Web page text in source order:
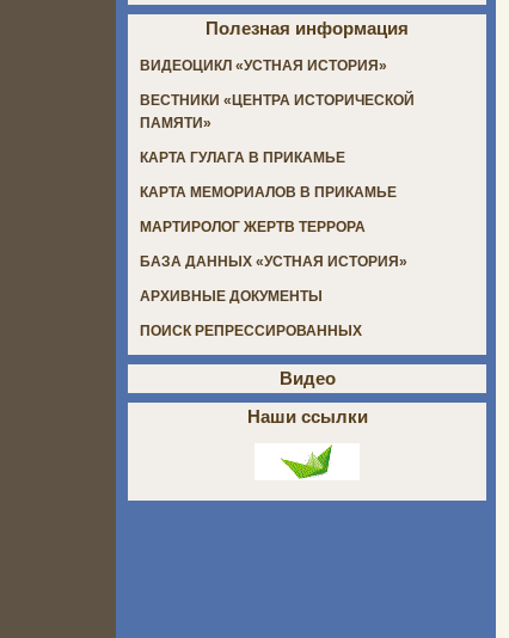
Полезная информация
ВИДЕОЦИКЛ «УСТНАЯ ИСТОРИЯ»
ВЕСТНИКИ «ЦЕНТРА ИСТОРИЧЕСКОЙ
ПАМЯТИ»
КАРТА ГУЛАГА В ПРИКАМЬЕ
КАРТА МЕМОРИАЛОВ В ПРИКАМЬЕ
МАРТИРОЛОГ ЖЕРТВ ТЕРРОРА
БАЗА ДАННЫХ «УСТНАЯ ИСТОРИЯ»
АРХИВНЫЕ ДОКУМЕНТЫ
ПОИСК РЕПРЕССИРОВАННЫХ
Видео
Наши ссылки